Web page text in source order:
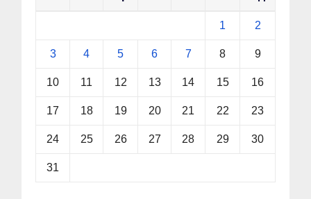
1 2
3 4 5 6 7 8 9
10 11 12 13 14 15 16
17 18 19 20 21 22 23
24 25 26 27 28 29 30
31